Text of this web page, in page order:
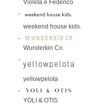
Violeta e Federico
weekend house kids.
Wunderkin Co.
yellowpelota
YOLI & OTIS